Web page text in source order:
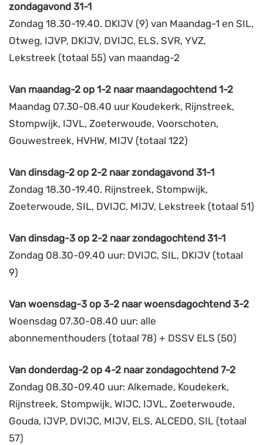
zondagavond 31-1
Zondag 18.30-19.40. DKIJV (9) van Maandag-1 en SIL,
Otweg, IJVP, DKIJV, DVIJC, ELS, SVR, YVZ,
Lekstreek (totaal 55) van maandag-2
Van maandag-2 op 1-2 naar maandagochtend 1-2
Maandag 07.30-08.40 uur Koudekerk, Rijnstreek,
Stompwijk, IJVL, Zoeterwoude, Voorschoten,
Gouwestreek, HVHW, MIJV (totaal 122)
Van dinsdag-2 op 2-2 naar zondagavond 31-1
Zondag 18.30-19.40. Rijnstreek, Stompwijk,
Zoeterwoude, SIL, DVIJC, MIJV, Lekstreek (totaal 51)
Van dinsdag-3 op 2-2 naar zondagochtend 31-1
Zondag 08.30-09.40 uur: DVIJC, SIL, DKIJV (totaal
9)
Van woensdag-3 op 3-2 naar woensdagochtend 3-2
Woensdag 07.30-08.40 uur: alle
abonnementhouders (totaal 78) + DSSV ELS (50)
Van donderdag-2 op 4-2 naar zondagochtend 7-2
Zondag 08.30-09.40 uur: Alkemade, Koudekerk,
Rijnstreek, Stompwijk, WIJC, IJVL, Zoeterwoude,
Gouda, IJVP, DVIJC, MIJV, ELS, ALCEDO, SIL (totaal
57)